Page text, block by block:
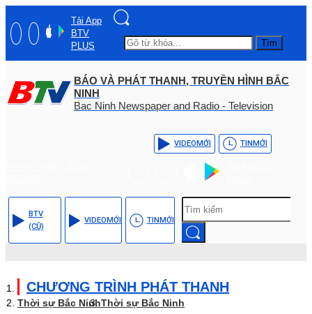
Tải App
BTV
PLUS
Tìm
BÁO VÀ PHÁT THANH, TRUYỀN HÌNH BẮC
NINH
Bac Ninh Newspaper and Radio - Television
VIDEOMỚI TINMỚI
BTV
(CŨ)
VIDEOMỚI TINMỚI
CHƯƠNG TRÌNH PHÁT THANH
Thời sự Bắc NinhThời sự Bắc Ninh